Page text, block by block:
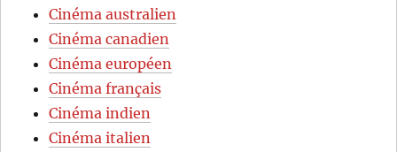
Cinéma australien
Cinéma canadien
Cinéma européen
Cinéma français
Cinéma indien
Cinéma italien